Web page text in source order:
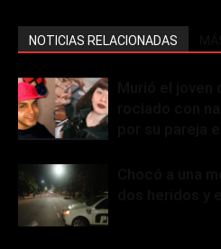
NOTICIAS RELACIONADAS